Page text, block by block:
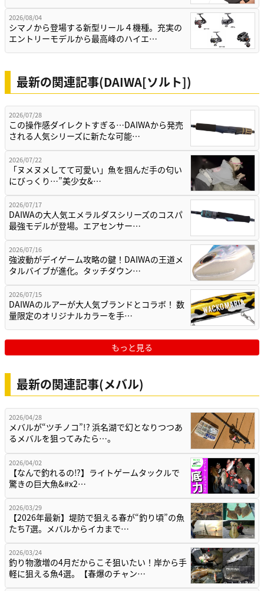
2026/08/04
シマノから登場する新型リール４機種。充実の
エントリーモデルから最高峰のハイエ…
最新の関連記事(DAIWA[ソルト])
2026/07/28
この操作感ダイレクトすぎる…DAIWAから発売
される人気シリーズに新たな可能…
2026/07/22
「ヌメヌメしてて可愛い」魚を掴んだ手の匂い
にびっくり…”美少女&…
2026/07/17
DAIWAの大人気エメラルダスシリーズのコスパ
最強モデルが登場。エアセンサー…
2026/07/16
強波動がデイゲーム攻略の鍵！DAIWAの王道メ
タルバイブが進化。タッチダウン…
2026/07/15
DAIWAのルアーが大人気ブランドとコラボ！ 数
量限定のオリジナルカラーを手…
もっと見る
最新の関連記事(メバル)
2026/04/28
メバルが“ツチノコ”!? 浜名湖で幻となりつつあ
るメバルを狙ってみたら…。
2026/04/02
【なんで釣れるの⁉】ライトゲームタックルで
驚きの巨大魚&#x2…
2026/03/29
【2026年最新】堤防で狙える春が“釣り頃”の魚
たち7選。メバルからイカまで…
2026/03/24
釣り物激増の4月だからこそ狙いたい！岸から手
軽に狙える魚4選。【春爆のチャン…